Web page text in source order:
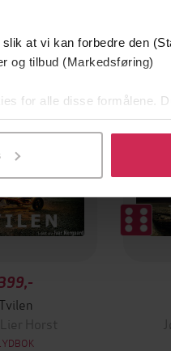
at vi kan forbedre den
og tilbud (Markedsføring)
for alle disse formålene.
når som helst trekke
Tvilen
Lier Horst